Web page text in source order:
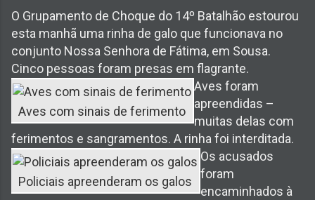
O Grupamento de Choque do 14º Batalhão estourou
esta manhã uma rinha de galo que funcionava no
conjunto Nossa Senhora de Fátima, em Sousa.
Cinco pessoas foram presas em flagrante.
Aves com sinais de ferimento
Aves foram
apreendidas –
muitas delas com
ferimentos e sangramentos. A rinha foi interditada.
Policiais apreenderam os galos
Os acusados
foram
encaminhados à